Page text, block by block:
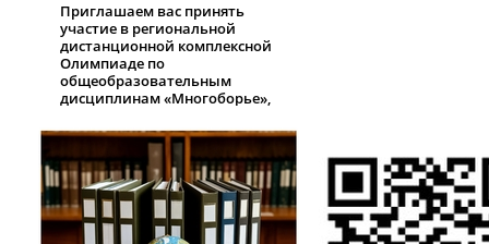
Приглашаем вас принять
участие в региональной
дистанционной комплексной
Олимпиаде по
общеобразовательным
дисциплинам «Многоборье»,
народов России.